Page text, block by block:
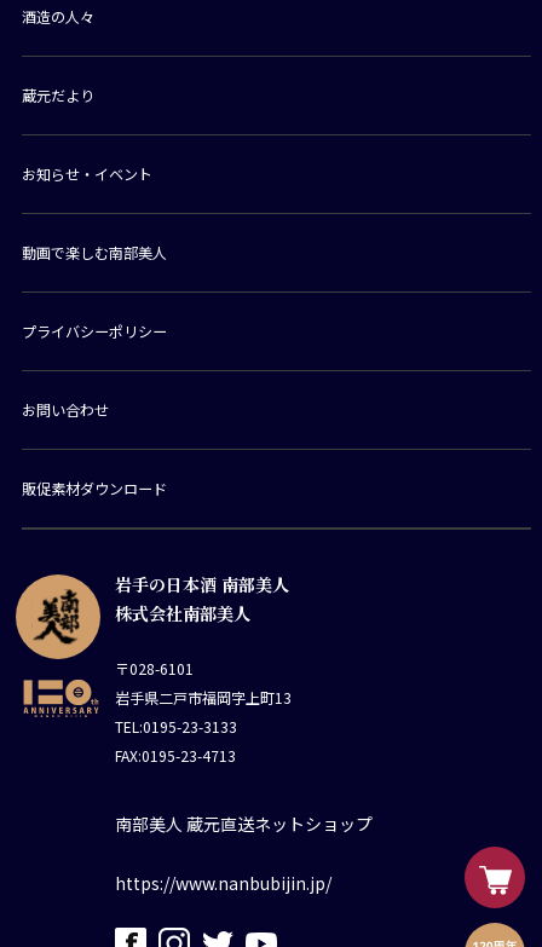
岩手の日本酒 南部美人
株式会社南部美人
〒028-6101
岩手県二戸市福岡字上町13
TEL:0195-23-3133
FAX:0195-23-4713
南部美人 蔵元直送ネットショップ
https://www.nanbubijin.jp/
酒造の人々
蔵元だより
お知らせ・イベント
動画で楽しむ南部美人
プライバシーポリシー
お問い合わせ
販促素材ダウンロード